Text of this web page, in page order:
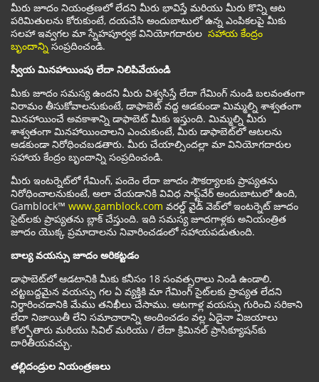
మీరు జూదం నియంత్రణలో లేదని మీరు భావిస్తే మరియు మీరు కొన్ని ఆట
పరిమితులను కోరుకుంటే, దయచేసి అందుబాటులో ఉన్న ఎంపికలపై మీకు
సలహా ఇవ్వగల మా స్నేహపూర్వక వినియోగదారుల సహాయ కేంద్రం
బృందాన్ని సంప్రదించండి.
స్వీయ మినహాయింపు లేదా నిలిపివేయండి
మీకు జూదం సమస్య ఉందని మీరు విశ్వసిస్తే లేదా గేమింగ్ నుండి బలవంతంగా
విరామం తీసుకోవాలనుకుంటే, డాఫాబెట్ వద్ద ఆడకుండా మిమ్మల్ని శాశ్వతంగా
మినహాయించే అవకాశాన్ని డాఫాబెట్ మీకు ఇస్తుంది. మిమ్మల్ని మీరు
శాశ్వతంగా మినహాయించాలని ఎంచుకుంటే, మీరు డాఫాబెట్‌లో ఆటలను
ఆడకుండా నిరోధించబడతారు. మీరు చేయాల్సిందల్లా మా వినియోగదారుల
సహాయ కేంద్రం బృందాన్ని సంప్రదించండి.
మీరు ఇంటర్నెట్‌లో గేమింగ్, పందెం లేదా జూదం సౌకర్యాలకు ప్రాప్యతను
నిరోధించాలనుకుంటే, అలా చేయడానికి వివిధ సాఫ్ట్‌వేర్ అందుబాటులో ఉంది,
Gamblock™ www.gamblock.com వరల్డ్ వైడ్ వెబ్‌లో ఇంటర్నెట్ జూదం
సైట్‌లకు ప్రాప్యతను బ్లాక్ చేస్తుంది. ఇది సమస్య జూదగాళ్లకు అనియంత్రిత
జూదం యొక్క ప్రమాదాలను నివారించడంలో సహాయపడుతుంది.
బాల్య వయస్సు జూదం అరికట్టడం
డాఫాబెట్‌లో ఆడటానికి మీకు కనీసం 18 సంవత్సరాలు నిండి ఉండాలి.
చట్టబద్దమైన వయస్సు గల ఏ వ్యక్తికి మా గేమింగ్ సైట్‌లకు ప్రాప్యత లేదని
నిర్ధారించడానికి మేము తనిఖీలు చేసాము. ఆటగాళ్ల వయస్సు గురించి సరికాని
లేదా నిజాయితీ లేని సమాచారాన్ని అందించడం వల్ల ఏదైనా విజయాలు
కోల్పోతారు మరియు సివిల్ మరియు / లేదా క్రిమినల్ ప్రాసిక్యూషన్‌కు
దారితీయవచ్చు.
తల్లిదండ్రుల నియంత్రణలు